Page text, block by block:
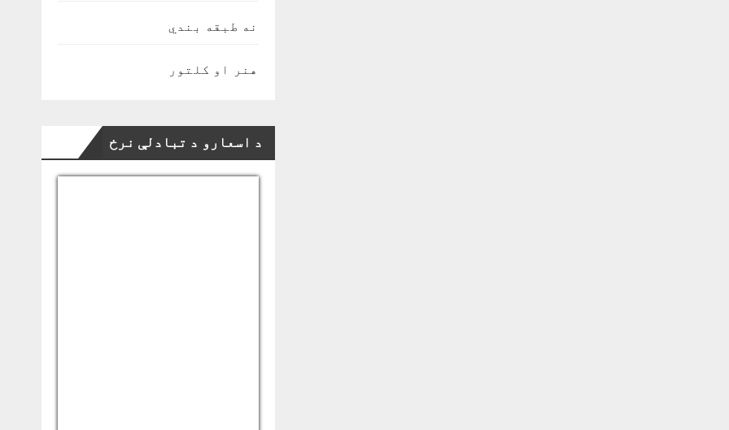
نه طبقه بندي
هنر او کلتور
د اسعارو د تبادلې نرخ